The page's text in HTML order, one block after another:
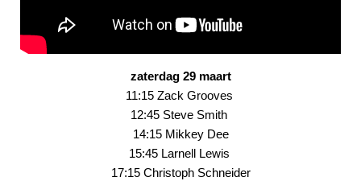
zaterdag 29 maart
11:15 Zack Grooves
12:45 Steve Smith
14:15 Mikkey Dee
15:45 Larnell Lewis
17:15 Christoph Schneider